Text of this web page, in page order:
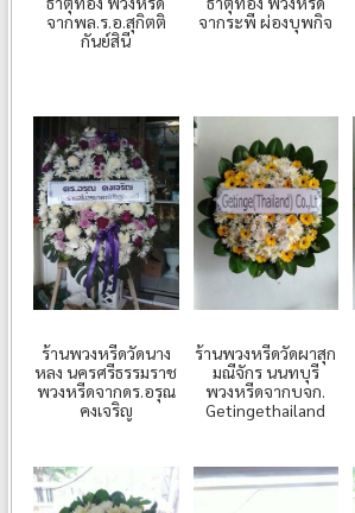
จากพล.ร.อ.สุกิตติ
กันย์สินี
จากระพี ผ่องบุพกิจ
ร้านพวงหรีดวัดนาง
หลง นครศรีธรรมราช
พวงหรีดจากดร.อรุณ​
คงเจริญ
ร้านพวงหรีดวัดผาสุก
มณีจักร นนทบุรี
พวงหรีดจากบจก.
Getingethailand